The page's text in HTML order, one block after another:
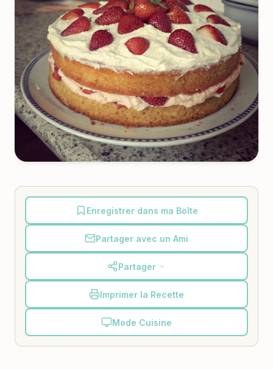
Enregistrer dans ma Boîte
Partager avec un Ami
Partager
Imprimer la Recette
Mode Cuisine